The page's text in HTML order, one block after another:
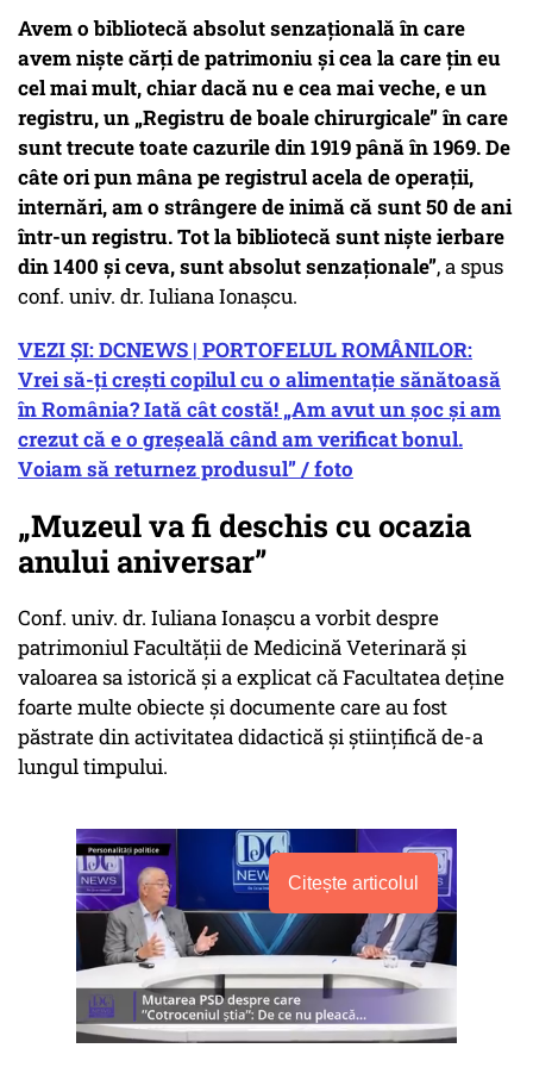
Avem o bibliotecă absolut senzațională în care
avem niște cărți de patrimoniu și cea la care țin eu
cel mai mult, chiar dacă nu e cea mai veche, e un
registru, un „Registru de boale chirurgicale” în care
sunt trecute toate cazurile din 1919 până în 1969. De
câte ori pun mâna pe registrul acela de operații,
internări, am o strângere de inimă că sunt 50 de ani
într-un registru. Tot la bibliotecă sunt niște ierbare
din 1400 și ceva, sunt absolut senzaționale”, a spus
conf. univ. dr. Iuliana Ionașcu.
VEZI ȘI: DCNEWS | PORTOFELUL ROMÂNILOR:
Vrei să-ți crești copilul cu o alimentație sănătoasă
în România? Iată cât costă! „Am avut un șoc și am
crezut că e o greșeală când am verificat bonul.
Voiam să returnez produsul” / foto
„Muzeul va fi deschis cu ocazia
anului aniversar”
Conf. univ. dr. Iuliana Ionașcu a vorbit despre
patrimoniul Facultății de Medicină Veterinară și
valoarea sa istorică și a explicat că Facultatea deține
foarte multe obiecte și documente care au fost
păstrate din activitatea didactică și științifică de-a
lungul timpului.
Citește articolul